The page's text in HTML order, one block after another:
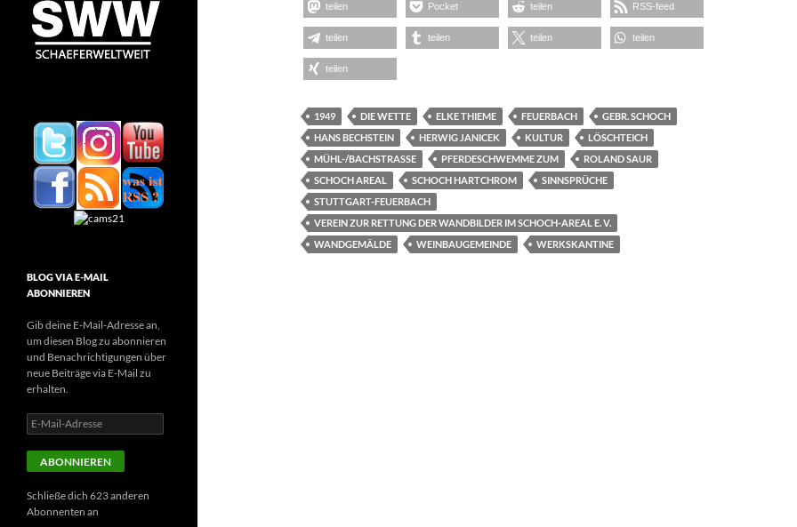
teilen Pocket teilen RSS-feed
teilen teilen teilen teilen
teilen
1949 DIE WETTE ELKE THIEME FEUERBACH
GEBR. SCHOCH
HANS BECHSTEIN
HERWIG JANICEK KULTUR
LÖSCHTEICH
MÜHL-/BACHSTRASSE
PFERDESCHWEMME ZUM
ROLAND SAUR
SCHOCH AREAL
SCHOCH HARTCHROM
SINNSPRÜCHE
STUTTGART-FEUERBACH
VEREIN ZUR RETTUNG DER WANDBILDER IM SCHOCH-AREAL E. V.
WANDGEMÄLDE
WEINBAUGEMEINDE WERKSKANTINE
BLOG VIA E-MAIL
ABONNIEREN
Gib deine E-Mail-Adresse an,
um diesen Blog zu abonnieren
und Benachrichtigungen über
neue Beiträge via E-Mail zu
erhalten.
E-
Mail-
Adresse
ABONNIEREN
Schließe dich 623 anderen
Abonnenten an